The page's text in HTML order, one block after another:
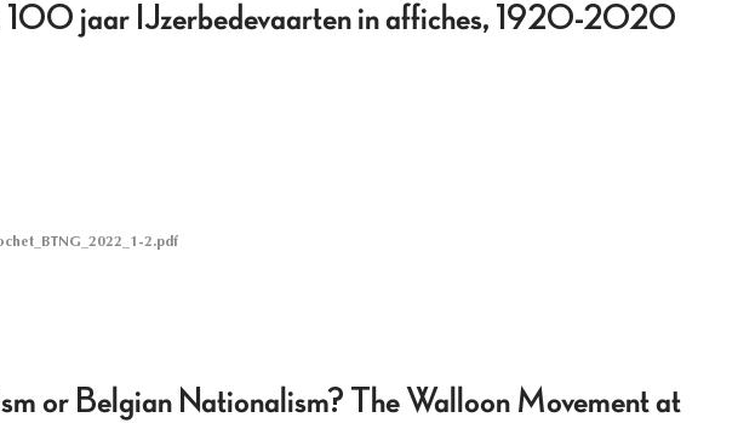
100 jaar IJzerbedevaarten in affiches, 1920-2020
2.pdf
or Belgian Nationalism? The Walloon Movement at